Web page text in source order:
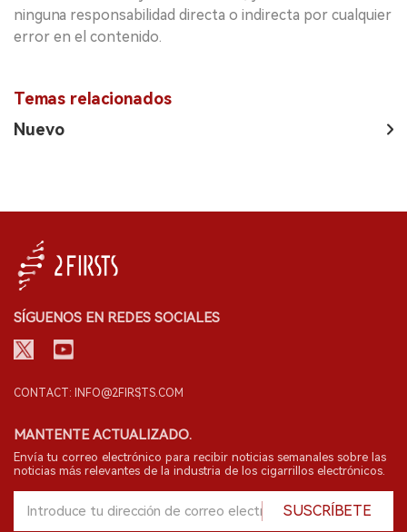
ninguna responsabilidad directa o indirecta por cualquier
error en el contenido.
Temas relacionados
Nuevo
SÍGUENOS EN REDES SOCIALES
CONTACT: INFO@2FIRSTS.COM
MANTENTE ACTUALIZADO.
Envía tu correo electrónico para recibir noticias semanales sobre las
noticias más relevantes de la industria de los cigarrillos electrónicos.
SUSCRÍBETE